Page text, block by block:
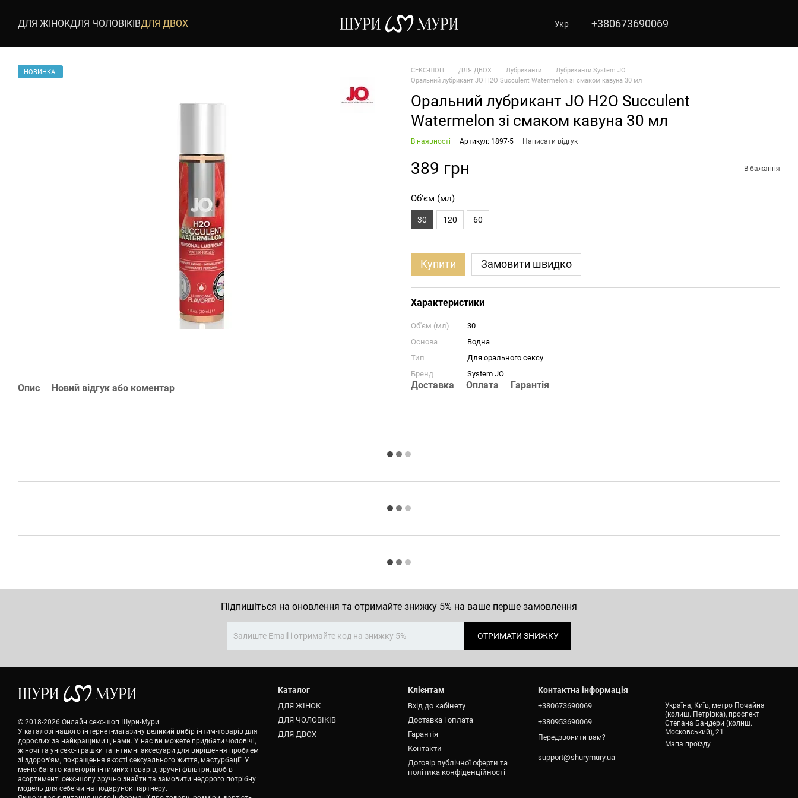
ДЛЯ ЖІНОКДЛЯ ЧОЛОВІКІВДЛЯ ДВОХ Укр +380673690069
НОВИНКА
Опис Новий відгук або коментар
СЕКС-ШОП ДЛЯ ДВОХ Лубриканти
Лубриканти System JO
Оральний лубрикант JO H2O Succulent Watermelon зі смаком кавуна 30 мл
Оральний лубрикант JO H2O Succulent
Watermelon зі смаком кавуна 30 мл
В наявності Артикул: 1897-5 Написати відгук
389 грн В бажання
Об'єм (мл)
30 120 60
Купити Замовити швидко
Характеристики
Об'єм (мл)
30
Основа
Водна
Тип
Для орального сексу
Бренд
System JO
Доставка Оплата Гарантія
Підпишіться на оновлення та отримайте знижку 5% на ваше перше замовлення
ОТРИМАТИ ЗНИЖКУ
© 2018-2026 Онлайн секс-шоп Шури-Мури
У каталозі нашого інтернет-магазину великий вибір інтим-товарів для
дорослих за найкращими цінами. У нас ви можете придбати чоловічі,
жіночі та унісекс-іграшки та інтимні аксесуари для вирішення проблем
зі здоров'ям, покращення якості сексуального життя, мастурбації. У
меню багато категорій інтимних товарів, зручні фільтри, щоб в
асортименті секс-шопу зручно знайти та замовити недорого потрібну
модель для себе чи на подарунок партнеру.
Каталог
ДЛЯ ЖІНОК
ДЛЯ ЧОЛОВІКІВ
ДЛЯ ДВОХ
Клієнтам
Вхід до кабінету
Доставка і оплата
Гарантія
Контакти
Договір публічної оферти та
політика конфіденційності
Контактна інформація
+380673690069
+380953690069
Передзвонити вам?
support@shurymury.ua
Україна, Київ, метро Почайна
(колиш. Петрівка), проспект
Степана Бандери (колиш.
Московський), 21
Мапа проїзду